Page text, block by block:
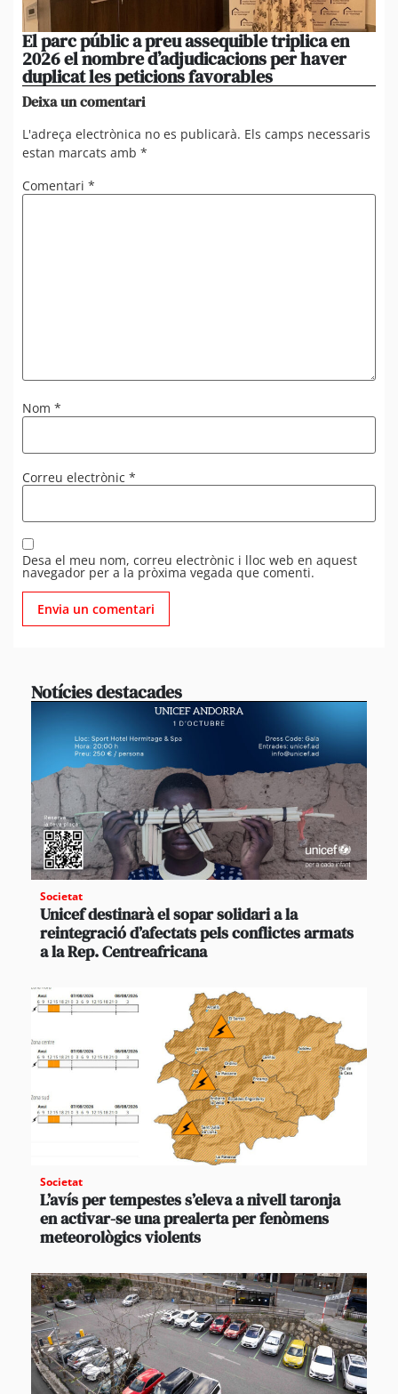
El parc públic a preu assequible triplica en
2026 el nombre d’adjudicacions per haver
duplicat les peticions favorables
Deixa un comentari
L'adreça electrònica no es publicarà. Els camps necessaris
estan marcats amb *
Comentari *
Nom *
Correu electrònic *
Desa el meu nom, correu electrònic i lloc web en aquest
navegador per a la pròxima vegada que comenti.
Notícies destacades
Societat
Unicef destinarà el sopar solidari a la
reintegració d’afectats pels conflictes armats
a la Rep. Centreafricana
Societat
L’avís per tempestes s’eleva a nivell taronja
en activar-se una prealerta per fenòmens
meteorològics violents